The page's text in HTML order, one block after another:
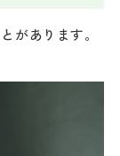
があります。